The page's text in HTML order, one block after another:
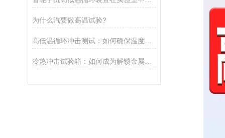
为什么汽要做高温试验?